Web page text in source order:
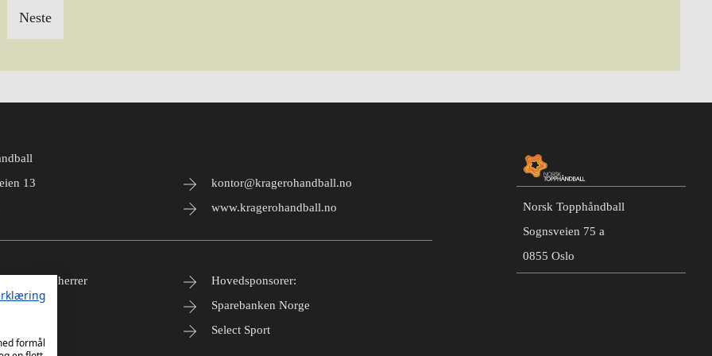
Neste
13
kontor@kragerohandball.no
www.kragerohandball.no
1. div herrer
Hovedsponsorer:
Sparebanken Norge
Select Sport
Norsk Topphåndball
Sognsveien 75 a
0855 Oslo
formål